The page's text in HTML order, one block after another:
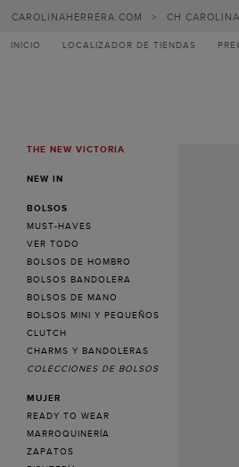
CAROLINAHERRERA.COM > CH
INICIO LOCALIZADOR DE TIENDAS
MENUTHE NEW VICTORIA
NEW IN
BOLSOS
MUST-HAVES
VER TODO
BOLSOS DE HOMBRO
BOLSOS BANDOLERA
BOLSOS DE MANO
BOLSOS MINI Y PEQUEÑOS
CLUTCH
CHARMS Y BANDOLERAS
COLECCIONES DE BOLSOS
MUJER
READY TO WEAR
MARROQUINERÍA
ZAPATOS